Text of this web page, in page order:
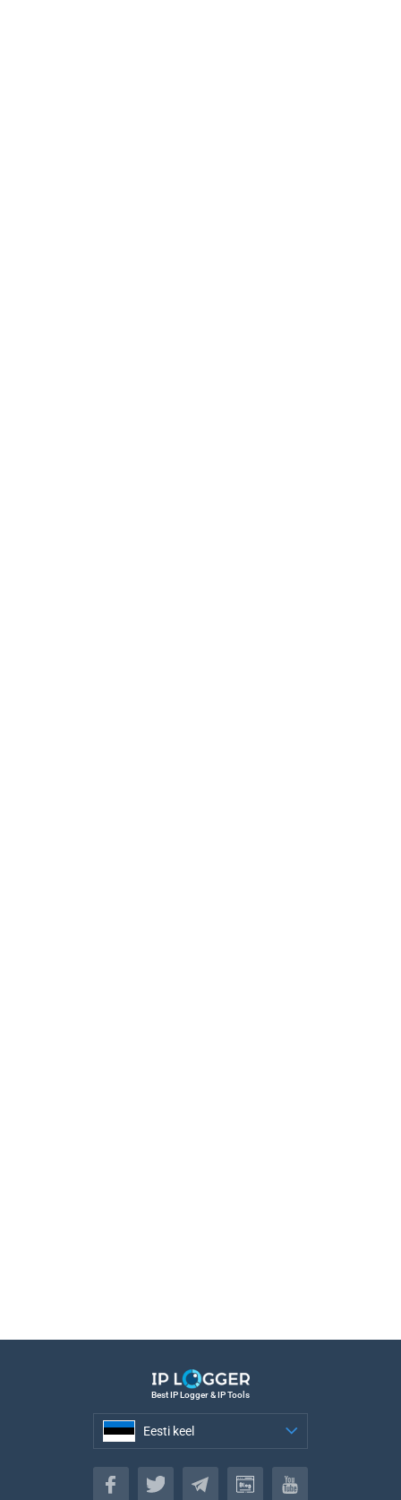
Best IP Logger & IP Tools
Eesti keel
Eesti keel